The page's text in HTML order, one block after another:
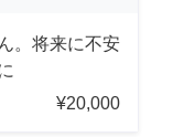
。将来に不安
¥20,000